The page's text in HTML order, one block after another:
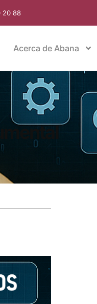
20 88
Acerca de Abana